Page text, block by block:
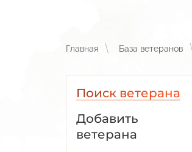
Главная База ветеранов
Поиск ветерана
Добавить
ветерана